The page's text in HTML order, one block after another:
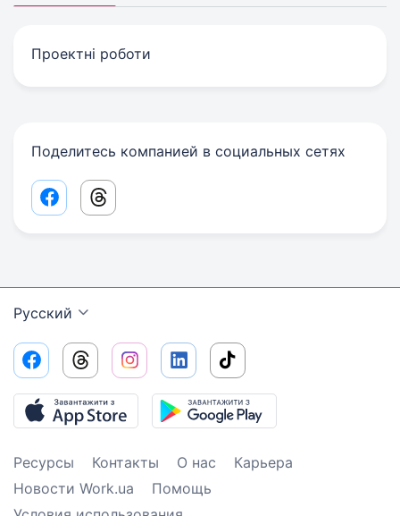
Проектні роботи
Поделитесь компанией в социальных сетях
Facebook share link
Threads share link
Русский
Ресурсы Контакты О нас
Карьера
Новости Work.ua
Помощь